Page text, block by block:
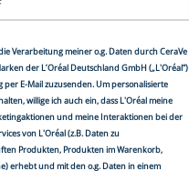
79102, DE
60329, DE
60528, DE
Verarbeitung meiner o.g. Daten durch CeraVe
der L’Oréal Deutschland GmbH („L'Oréal“)
per E-Mail zuzusenden. Um personalisierte
willige ich auch ein, dass L'Oréal meine
und meine Interaktionen bei der
von L'Oréal (z.B. Daten zu
Produkten, Produkten im Warenkorb,
erhebt und mit den o.g. Daten in einem